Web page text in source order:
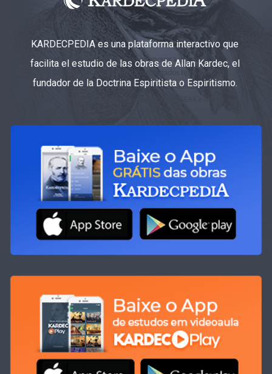
KARDECPEDIA es una plataforma interactivo que
facilita el estudio de las obras de Allan Kardec, el
fundador de la Doctrina Espiritista o Espiritismo.